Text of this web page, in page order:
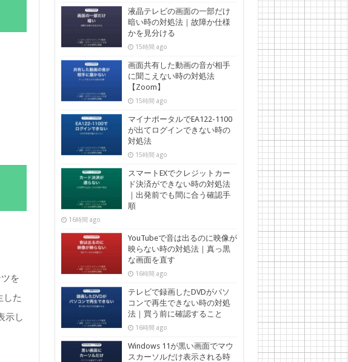
を
した
示し
液晶テレビの画面の一部だけ
暗い時の対処法｜故障か仕様
かを見分ける
15時間 ago
画面共有した動画の音が相手
に聞こえない時の対処法
【Zoom】
15時間 ago
マイナポータルでEA122-1100
が出てログインできない時の
対処法
15時間 ago
スマートEXでクレジットカー
ド決済ができない時の対処法
｜出発前でも間に合う確認手
順
16時間 ago
YouTubeで音は出るのに映像が
映らない時の対処法｜真っ黒
な画面を直す
16時間 ago
テレビで録画したDVDがパソ
コンで再生できない時の対処
法｜買う前に確認すること
16時間 ago
Windows 11が黒い画面でマウ
スカーソルだけ表示される時